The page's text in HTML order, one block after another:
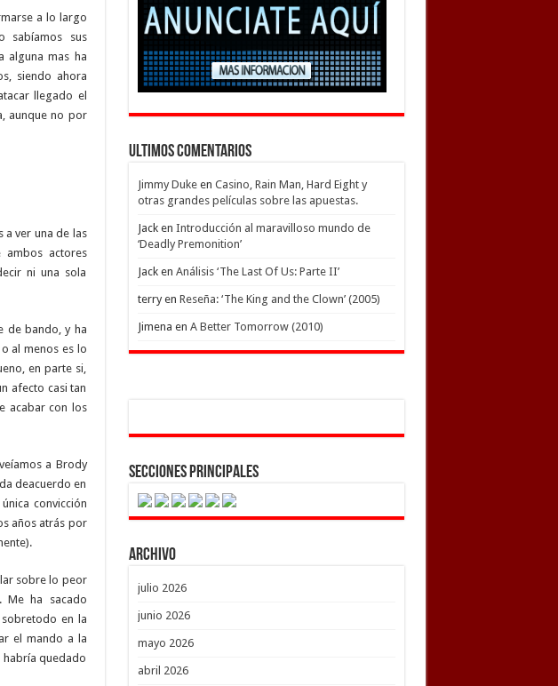
a lo largo
sabíamos sus
alguna mas ha
siendo ahora
llegado el
aunque no por
a ver una de las
actores
ni una sola
de bando, y ha
al menos es lo
en parte si,
afecto casi tan
acabar con los
a Brody
deacuerdo en
convicción
años atrás por
sobre lo peor
Me ha sacado
sobretodo en la
el mando a la
habría quedado
Ultimos Comentarios
Jimmy Dukeen Casino, Rain Man, Hard Eight y
otras grandes películas sobre las apuestas.
Jacken Introducción al maravilloso mundo de
‘Deadly Premonition’
Jacken Análisis ‘The Last Of Us: Parte II’
terryen Reseña: ‘The King and the Clown’ (2005)
Jimena en A Better Tomorrow (2010)
Secciones Principales
Archivo
julio 2026
junio 2026
mayo 2026
abril 2026